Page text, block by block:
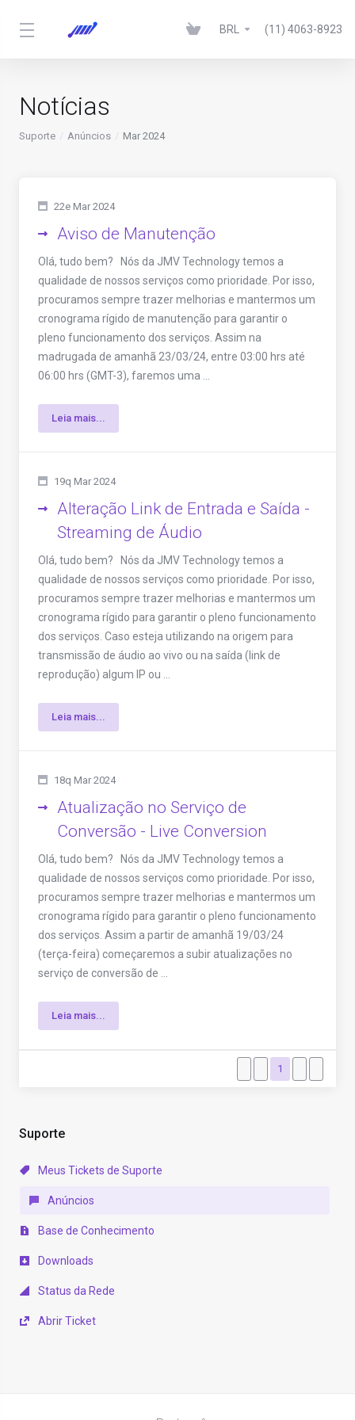
BRL (11) 4063-8923
Notícias
Suporte Anúncios Mar 2024
Suporte
Meus Tickets de Suporte
Anúncios
Base de Conhecimento
Downloads
Status da Rede
Abrir Ticket
22e Mar 2024
Aviso de Manutenção
Olá, tudo bem? Nós da JMV Technology temos a
qualidade de nossos serviços como prioridade. Por isso,
procuramos sempre trazer melhorias e mantermos um
cronograma rígido de manutenção para garantir o
pleno funcionamento dos serviços. Assim na
madrugada de amanhã 23/03/24, entre 03:00 hrs até
06:00 hrs (GMT-3), faremos uma ...
Leia mais...
19q Mar 2024
Alteração Link de Entrada e Saída -
Streaming de Áudio
Olá, tudo bem? Nós da JMV Technology temos a
qualidade de nossos serviços como prioridade. Por isso,
procuramos sempre trazer melhorias e mantermos um
cronograma rígido para garantir o pleno funcionamento
dos serviços. Caso esteja utilizando na origem para
transmissão de áudio ao vivo ou na saída (link de
reprodução) algum IP ou ...
Leia mais...
18q Mar 2024
Atualização no Serviço de
Conversão - Live Conversion
Olá, tudo bem? Nós da JMV Technology temos a
qualidade de nossos serviços como prioridade. Por isso,
procuramos sempre trazer melhorias e mantermos um
cronograma rígido para garantir o pleno funcionamento
dos serviços. Assim a partir de amanhã 19/03/24
(terça-feira) começaremos a subir atualizações no
serviço de conversão de ...
Leia mais...
1